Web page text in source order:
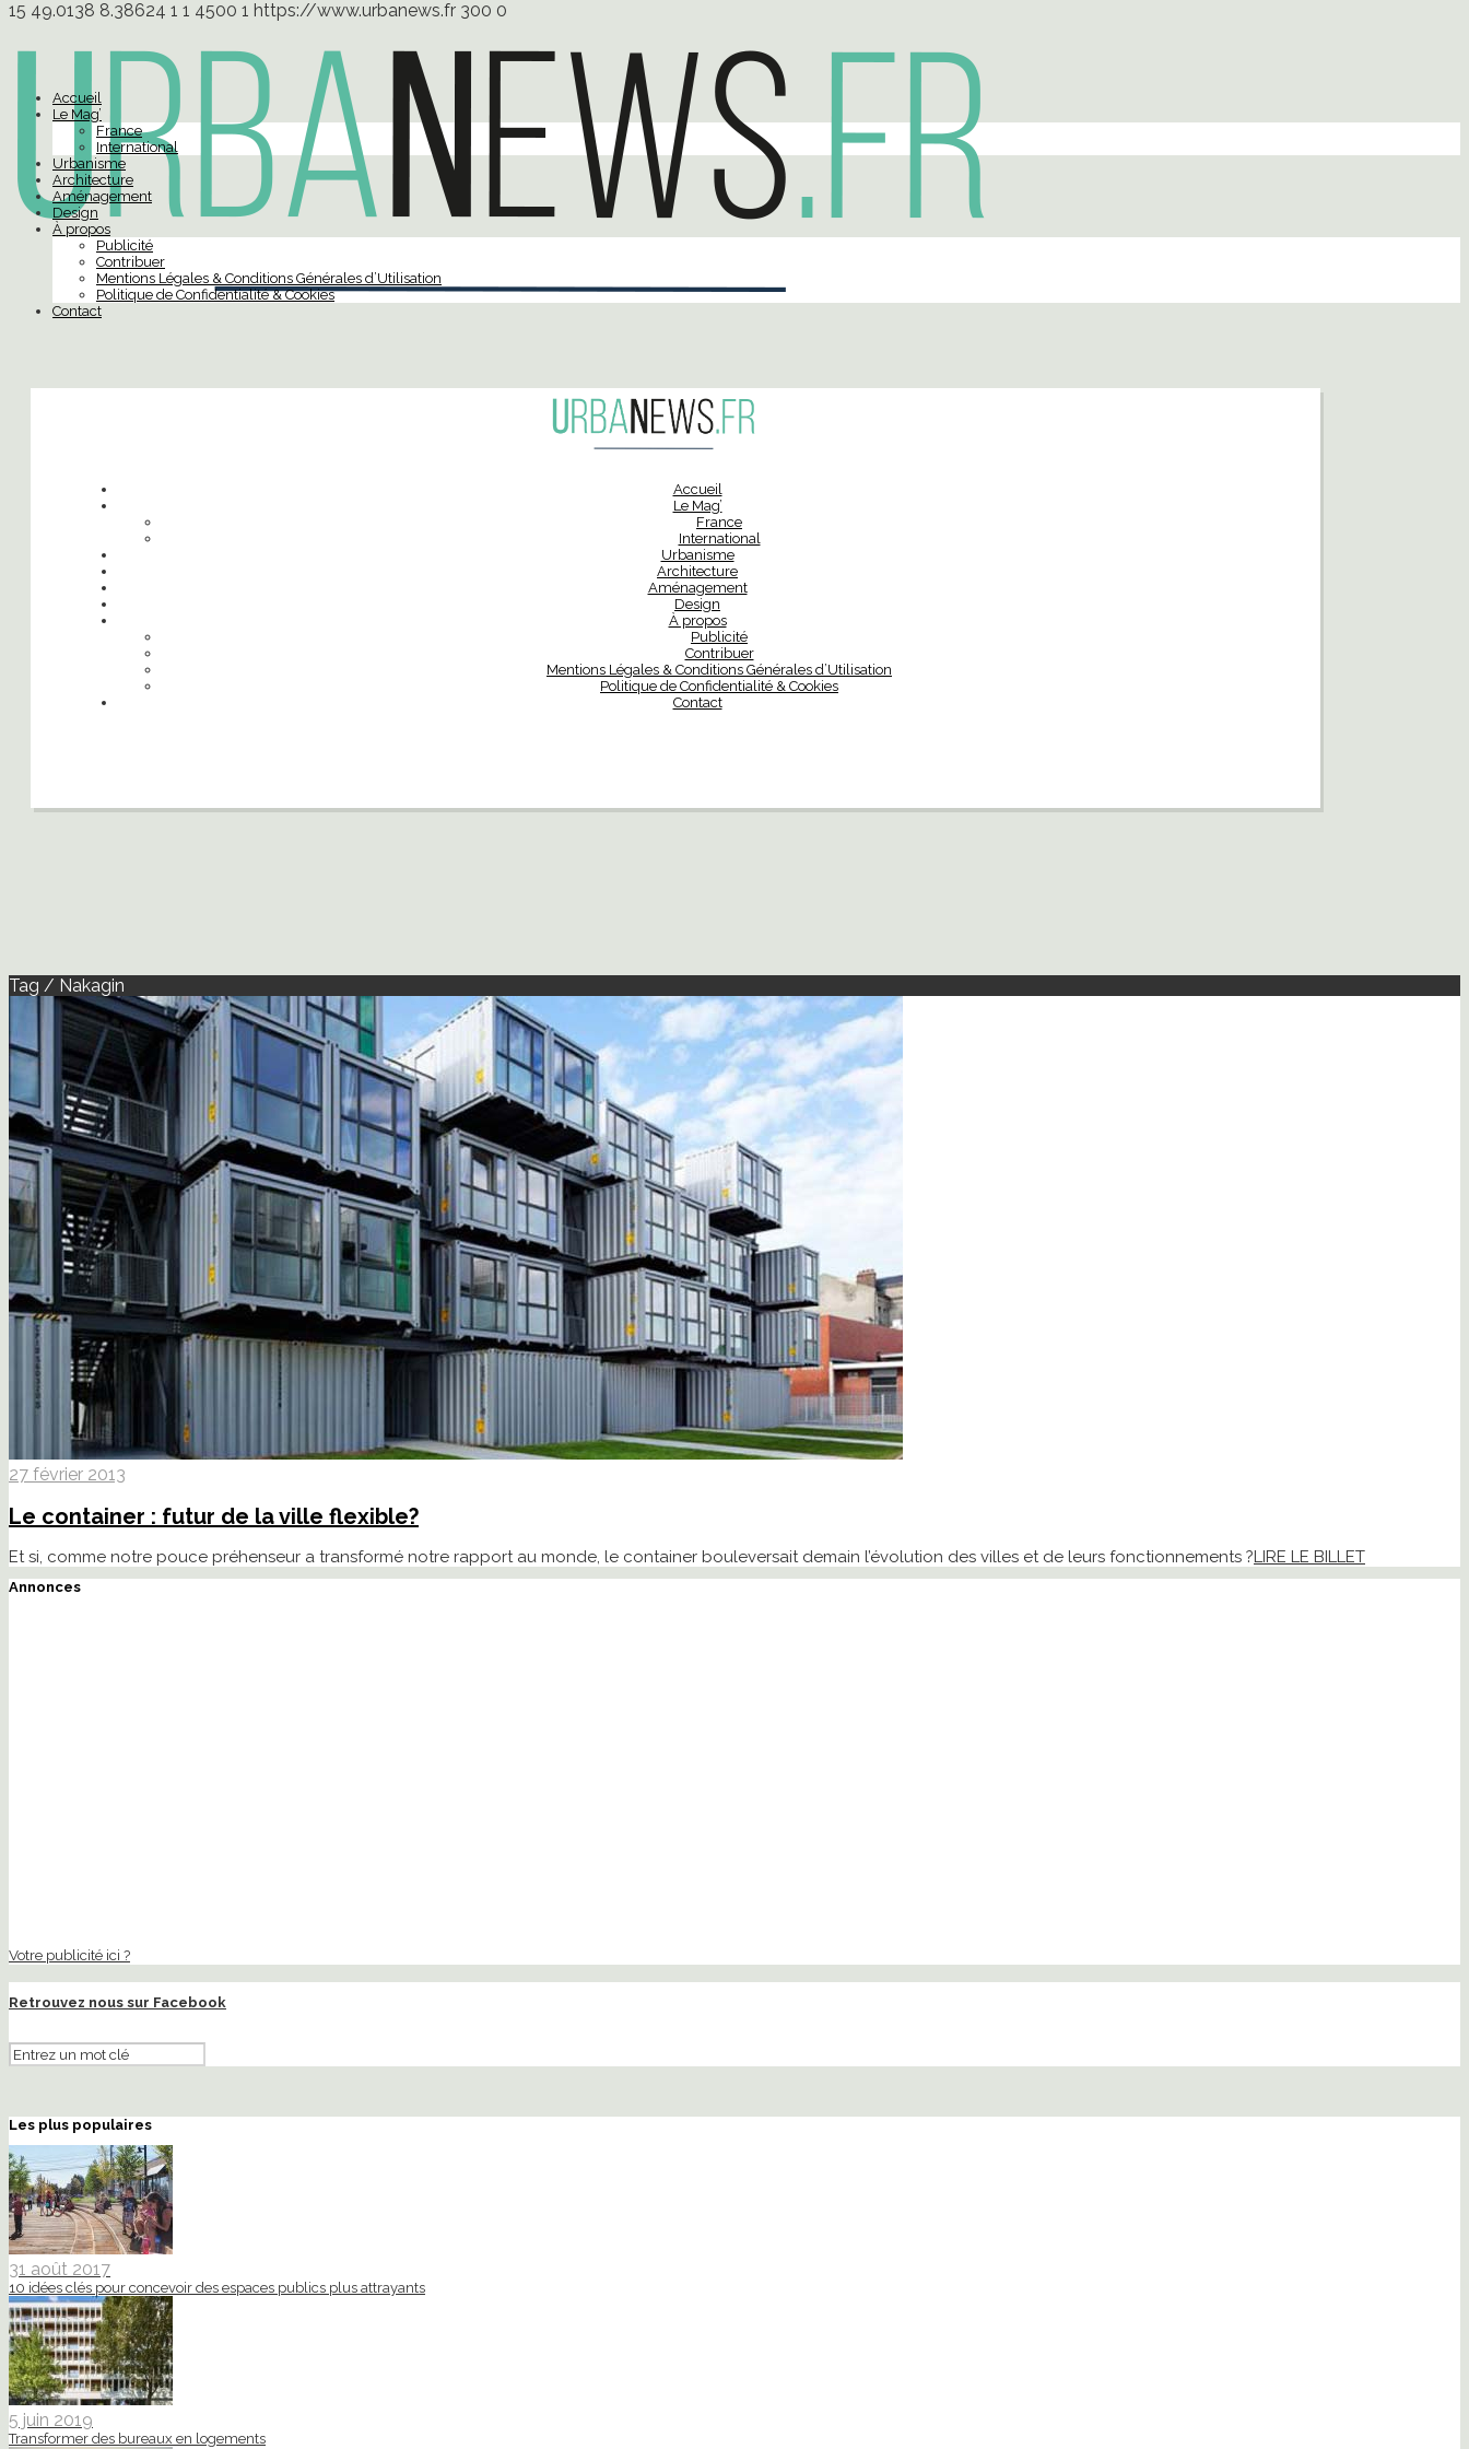
15 49.0138 8.38624 1 1 4500 1 https://www.urbanews.fr 300 0
Accueil
Le Mag’
France
International
Urbanisme
Architecture
Aménagement
Design
À propos
Publicité
Contribuer
Mentions Légales & Conditions Générales d’Utilisation
Politique de Confidentialité & Cookies
Contact
Accueil
Le Mag’
France
International
Urbanisme
Architecture
Aménagement
Design
À propos
Publicité
Contribuer
Mentions Légales & Conditions Générales d’Utilisation
Politique de Confidentialité & Cookies
Contact
Tag / Nakagin
27 février 2013
Le container : futur de la ville flexible?
Et si, comme notre pouce préhenseur a transformé notre rapport au monde, le container bouleversait demain l’évolution des villes et de leurs fonctionnements ?LIRE LE BILLET
Annonces
Votre publicité ici ?
Retrouvez nous sur Facebook
Les plus populaires
31 août 2017
10 idées clés pour concevoir des espaces publics plus attrayants
5 juin 2019
Transformer des bureaux en logements